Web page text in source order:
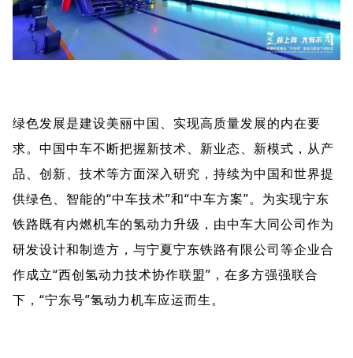
绿色发展是建设美丽中国、实现高质量发展的内在要
求。中国中车不断把握新技术、新业态、新模式，从产
品、创新、技术等方面深入研究，持续为中国和世界提
供绿色、智能的“中车技术”和“中车方案”。为实现宁东
铁路既有内燃机车的氢动力升级，由中车大同公司作为
研发设计和制造方，与宁夏宁东铁路有限公司等企业合
作成立“西创氢动力技术协作联盟”，在多方强强联合
下，“宁东号”氢动力机车应运而生。